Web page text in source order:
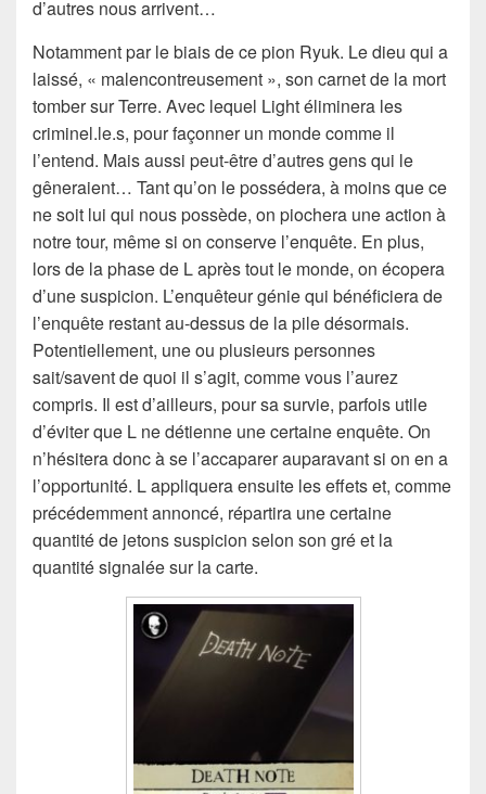
d’autres nous arrivent…
Notamment par le biais de ce pion Ryuk. Le dieu qui a
laissé, « malencontreusement », son carnet de la mort
tomber sur Terre. Avec lequel Light éliminera les
criminel.le.s, pour façonner un monde comme il
l’entend. Mais aussi peut-être d’autres gens qui le
gêneraient… Tant qu’on le possédera, à moins que ce
ne soit lui qui nous possède, on piochera une action à
notre tour, même si on conserve l’enquête. En plus,
lors de la phase de L après tout le monde, on écopera
d’une suspicion. L’enquêteur génie qui bénéficiera de
l’enquête restant au-dessus de la pile désormais.
Potentiellement, une ou plusieurs personnes
sait/savent de quoi il s’agit, comme vous l’aurez
compris. Il est d’ailleurs, pour sa survie, parfois utile
d’éviter que L ne détienne une certaine enquête. On
n’hésitera donc à se l’accaparer auparavant si on en a
l’opportunité. L appliquera ensuite les effets et, comme
précédemment annoncé, répartira une certaine
quantité de jetons suspicion selon son gré et la
quantité signalée sur la carte.